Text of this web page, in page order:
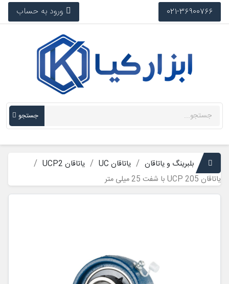
021-36900766 ورود به حساب
جستجو
بلبرینگ و یاتاقان یاتاقان UC
یاتاقان UCP2
یاتاقان UCP 205 با شفت 25 میلی متر